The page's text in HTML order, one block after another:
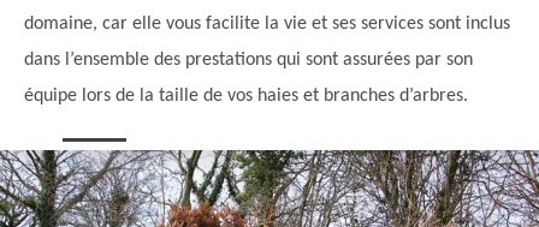
domaine, car elle vous facilite la vie et ses services sont inclus
dans l’ensemble des prestations qui sont assurées par son
équipe lors de la taille de vos haies et branches d’arbres.